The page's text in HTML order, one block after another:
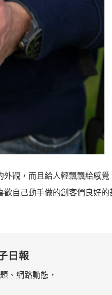
觀，而且給人輕飄飄給感覺
自己動手做的創客們良好的
日報
、網路動態，